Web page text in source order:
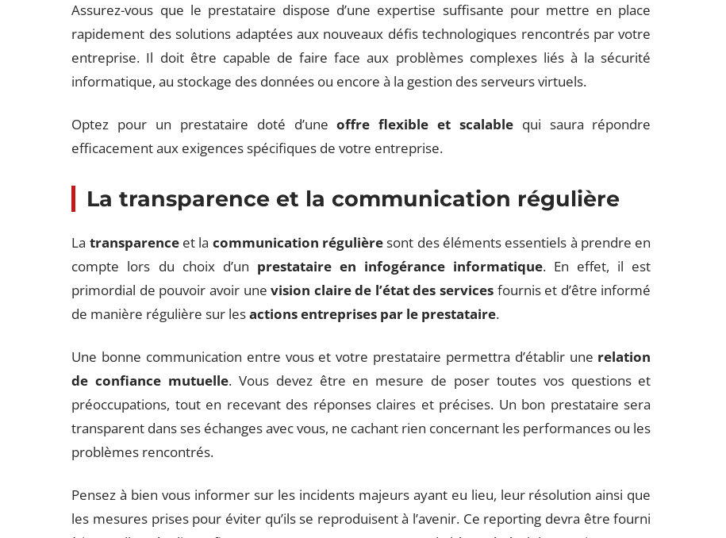
Assurez-vous que le prestataire dispose d’une expertise suffisante pour mettre en place
rapidement des solutions adaptées aux nouveaux défis technologiques rencontrés par votre
entreprise. Il doit être capable de faire face aux problèmes complexes liés à la sécurité
informatique, au stockage des données ou encore à la gestion des serveurs virtuels.
Optez pour un prestataire doté d’uneoffre flexible et scalablequi saura répondre
efficacement aux exigences spécifiques de votre entreprise.
La transparence et la communication régulière
La transparenceet la communication régulièresont des éléments essentiels à prendre en
compte lors du choix d’un prestataire en infogérance informatique. En effet, il est
primordial de pouvoir avoir unevision claire de l’état des services fournis et d’être informé
de manière régulière sur lesactions entreprises par le prestataire.
Une bonne communication entre vous et votre prestataire permettra d’établir une relation
de confiance mutuelle. Vous devez être en mesure de poser toutes vos questions et
préoccupations, tout en recevant des réponses claires et précises. Un bon prestataire sera
transparent dans ses échanges avec vous, ne cachant rien concernant les performances ou les
problèmes rencontrés.
Pensez à bien vous informer sur les incidents majeurs ayant eu lieu, leur résolution ainsi que
les mesures prises pour éviter qu’ils se reproduisent à l’avenir. Ce reporting devra être fourni